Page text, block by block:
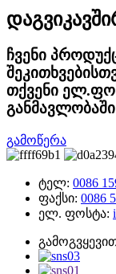
ჩვენი
თქვენი
გამოწერა
ტელ: 0086
ფაქსი: 0086
ელ. ფოსტა: